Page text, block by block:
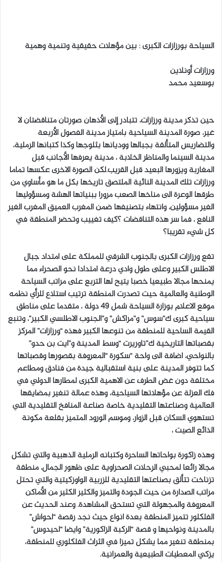
ت
ر
و
ن
ي
ا
السياحة بورزازات الكبرى : بين مؤهلات حقيقية وتنمية وهمية
ورزازات أونلاين
بوسعيد محمد
حين تذكر مدينة ورزازات، تتبادر إلى الأذهان صورتان متناقضتان لا
غير، صورة المدينة السياحية بامتياز مدينة الفصول الأربعة
والتضاريس المتألقة بجبالها ووديانها بثلوجها وكذا كتبانها الرملية،
مدينة السينما والمناظر الخلابة ، مدينة يعرفها الأجانب قبل
المغاربة ويزورها البعيد قبل القريب.لكن الصورة الاخرى عكسها تماما
ورزازات تلك المدينة النائية الملتصق تاريخها بكل ما هو مأساوي من
طرقها الوعرة الى مناخها الصعب مرورا ببنياتها الهشة ومسؤوليها
الغير مسؤولين، وانتهاء بتصنيفها ضمن المغرب العميق المغرب الغير
النافع ، فما سر هذه التناقضات ؟كيف تغييب وتحضر المنطقة في
كل شيء تقريبا؟
تقع ورزازات الكبرى بالجنوب الشرقي للمملكة على امتداد جبال
الاطلس الكبير وعلى طول وادي درعة امتدادا نحو الصحراء مما
يمنحها مجالا طبيعيا خصبا يتيح لها التربع على مراتب السياحة
الوطنية والعالمية حيت تصدرت المنطقة ترتيب استلاع للرأي نظمه
موقع الاعلام بوزارة السياحة شمل 49 دولة ، متقدما على مناطق
سياحية كبرى ك”سوس” و”مراكش” و”الجنوب الاطلسي الكبير”، وتنبع
القيمة الساحية للمنطقة من تنوعها الكبير فهذه “ورزازات” المركز
بقصباتها التاريخية ك”تاوريرت “وسط المدينة و”ايت بن حدو”
بالنواحي، اضافة الى واحة “سكورة “المعروفة بقصورها وقصباتها
كما تتوفر المدينة على بنية استقبالية جيدة من فنادق ومطاعم
مختلفة دون غض الطرف عن الاهمية الكبرى لمطارها الدولي في
فك العزلة عن مؤهلاتها السياحية، وهذه عمالة تنغير بمضايقها
العالمية وصناعتها التقليدية خاصة صناعة المنافخ التقليدية التي
تستهوي السكان قبل الزوار، وموسم الورود المتميز بقلعة مكونة
الذائع الصيت ،
وهذه زاكورة بواحاتها الساحرة وكتبانه الرملية الذهبية والتي تشكل
مجالا رائعا لمحبي الرحلات الصحراوية على ظهور الجمال، منطقة
تزناخت تتألق بصناعتها التقليدية للزربية الواوزكيتية والتي تحتل
مراتب الصدارة من حيت الجودة والتميز والكثير الكثير من الأماكن
المعروفة والمجهولة التي تستحق المشاهدة. وعند الحديث عن
الفلكلور تتميز المنطقة بعدة انواع حيث نجد رقصة “احواش”
بالمدينة ونواحيها و قصة “الركبة الزاكورية” وايضا “احيدوس”
بمنطقة تنغير مما يشكل تميزا في الثراث الفلكلوري للمنطقة،
يزكي المعطيات الطبيعية والعمرانية.